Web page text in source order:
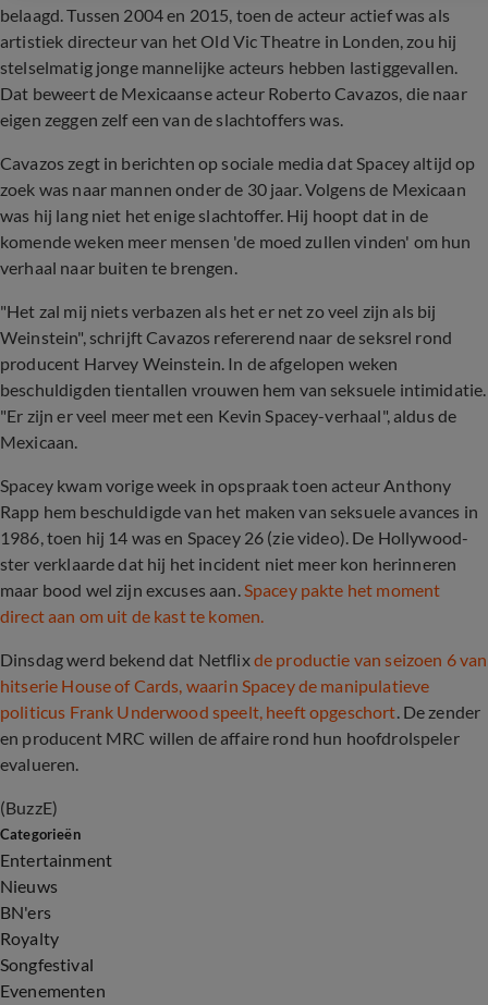
belaagd. Tussen 2004 en 2015, toen de acteur actief was als
artistiek directeur van het Old Vic Theatre in Londen, zou hij
stelselmatig jonge mannelijke acteurs hebben lastiggevallen.
Dat beweert de Mexicaanse acteur Roberto Cavazos, die naar
eigen zeggen zelf een van de slachtoffers was.
Cavazos zegt in berichten op sociale media dat Spacey altijd op
zoek was naar mannen onder de 30 jaar. Volgens de Mexicaan
was hij lang niet het enige slachtoffer. Hij hoopt dat in de
komende weken meer mensen 'de moed zullen vinden' om hun
verhaal naar buiten te brengen.
"Het zal mij niets verbazen als het er net zo veel zijn als bij
Weinstein", schrijft Cavazos refererend naar de seksrel rond
producent Harvey Weinstein. In de afgelopen weken
beschuldigden tientallen vrouwen hem van seksuele intimidatie.
"Er zijn er veel meer met een Kevin Spacey-verhaal", aldus de
Mexicaan.
Spacey kwam vorige week in opspraak toen acteur Anthony
Rapp hem beschuldigde van het maken van seksuele avances in
1986, toen hij 14 was en Spacey 26 (zie video). De Hollywood-
ster verklaarde dat hij het incident niet meer kon herinneren
maar bood wel zijn excuses aan.Spacey pakte het moment
direct aan om uit de kast te komen.
Dinsdag werd bekend dat Netflixde productie van seizoen 6 van
hitserie House of Cards, waarin Spacey de manipulatieve
politicus Frank Underwood speelt, heeft opgeschort. De zender
en producent MRC willen de affaire rond hun hoofdrolspeler
evalueren.
(BuzzE)
Categorieën
Entertainment
Nieuws
BN'ers
Royalty
Songfestival
Evenementen